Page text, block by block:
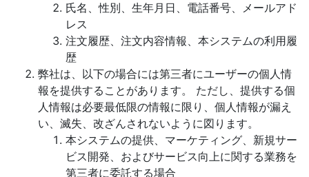
氏名、性別、生年月日、電話番号、メールアド
レス
注文履歴、注文内容情報、本システムの利用履
歴
弊社は、以下の場合には第三者にユーザーの個人情
報を提供することがあります。 ただし、提供する個
人情報は必要最低限の情報に限り、個人情報が漏え
い、滅失、改ざんされないように図ります。
本システムの提供、マーケティング、新規サー
ビス開発、およびサービス向上に関する業務を
第三者に委託する場合